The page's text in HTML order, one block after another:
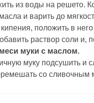
из воды на решето.
и варить до
кипения, положить в
раствор соли и,
муки с маслом.
муку подсушить и
со сливочным